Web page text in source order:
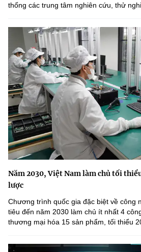
thống các trung tâm nghiên cứu, thử
Năm 2030, Việt Nam làm chủ tối
lược
Chương trình quốc gia đặc biệt về công
tiêu đến năm 2030 làm chủ ít nhất 4
thương mại hóa 15 sản phẩm, tối thiểu